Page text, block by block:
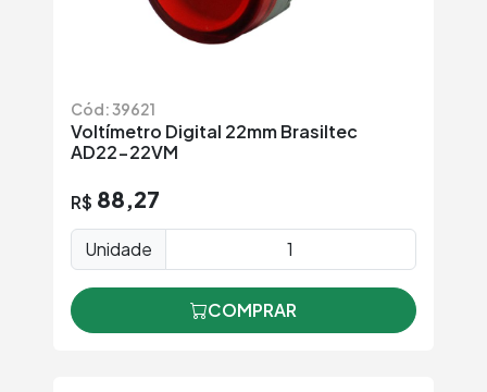
Cód: 39621
Voltímetro Digital 22mm Brasiltec
AD22-22VM
R$ 88,27
Unidade
COMPRAR